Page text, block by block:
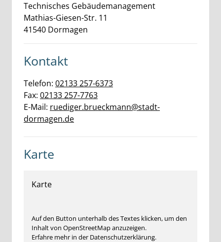
Technisches Gebäudemanagement
Mathias-Giesen-Str. 11
41540 Dormagen
Kontakt
Telefon: 02133 257-6373
Fax: 02133 257-7763
E-Mail: ruediger.brueckmann@stadt-
dormagen.de
Karte
Karte
Auf den Button unterhalb des Textes klicken, um den
Inhalt von OpenStreetMap anzuzeigen.
Erfahre mehr in der Datenschutzerklärung.